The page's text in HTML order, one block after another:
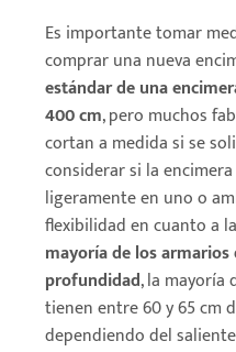
Es importante tomar
comprar una nueva
estándar de una
400 cm, pero muchos
cortan a medida si se
considerar si la
ligeramente en uno o
flexibilidad en cuanto a
mayoría de los
profundidad, la mayoría
tienen entre 60 y 65 cm
dependiendo del